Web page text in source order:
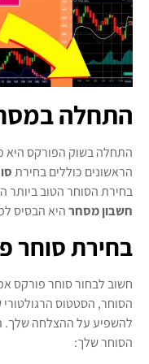
התחלה
התחלה בשוק הפורקס היא
הראשונים כוללים בחירת
בחירת הסוחר הטוב
חשבון מסחרהיא הבסיס
בחירת סוחר
חשוב לבחור סוחר פורקס
הסוחר, הסטטוס
להשפיע על ההצלחה שלך.
הסוחר שלך: